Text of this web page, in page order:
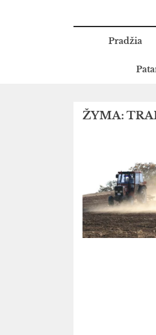
Pradžia
ŽYMA: